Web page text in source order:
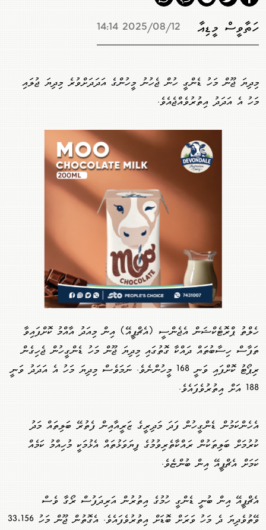
ހަތާވީސް މީޑިއާ 2025/08/12 14:14
މިދިޔަ ޖޫން މަހު ޑެންގީ ހުން ޖެހުނު މީހުންގެ އަދަދަށްވުރެ މިދިޔަ ޖުލައި
މަހު އެ އަދަދު އިތުރުވެއްޖެއެވެ.
ހެލްތު ޕްރޮޓެކްޝަން އެޖެންސީ (އެޗްޕީއޭ) އިން މިއަދު އާއްމު ކޮށްފައިވާ
ތަފާސް ހިސާބުތައް ދައްކާ ގޮތުގައި މިދިޔަ ޖޫން މަހު ޑެންގީހުން ޖެހިގެން
ރިޕޯޓު ކޮށްފައި ވަނީ 168 މީހުންނެވެ. ނަމަވެސް މިދިޔަ މަހު އެ އަދަދު ވަނީ
188 އަށް އިތުރުވެފައެވެ.
އެހެންކަމުން ޑެންގީހުން ފަދަ މަދިރީގެ ޒަރީއާއިން ފެތުރޭ ބަލިތައް މަދު
ކުރުމަށް ބަލިތަކުން ރައްކާތެރިވުމުގެ ފިޔަވަޅުތައް އެޅުމަކީ މުހިއްމު ކަމެއް
ކަމަށް އެޗްޕީއޭ އިން ބުންޏެވެ.
އެޗްޕީއޭ އިން ބުނީ ޑެންގީ ހުމުގެ އިތުރުން އަރިދަފުސް ރޯގާ ވެސް
ވޭތުވެދިޔަ ދެ މަހު ވަރަށް ބޮޑަށް އިތުރުވެފައެވެ. އެގޮތުން ޖޫން މަހު 33،156